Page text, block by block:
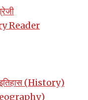
Reader
(History)